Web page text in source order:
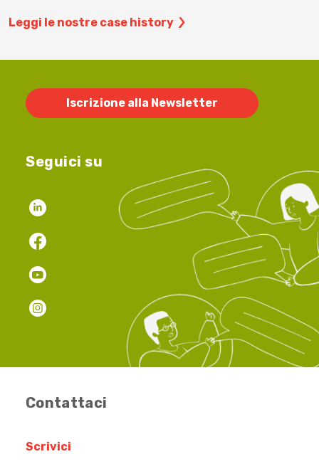
Leggi le nostre case history
Iscrizione alla Newsletter
Seguici su
Contattaci
Scrivici